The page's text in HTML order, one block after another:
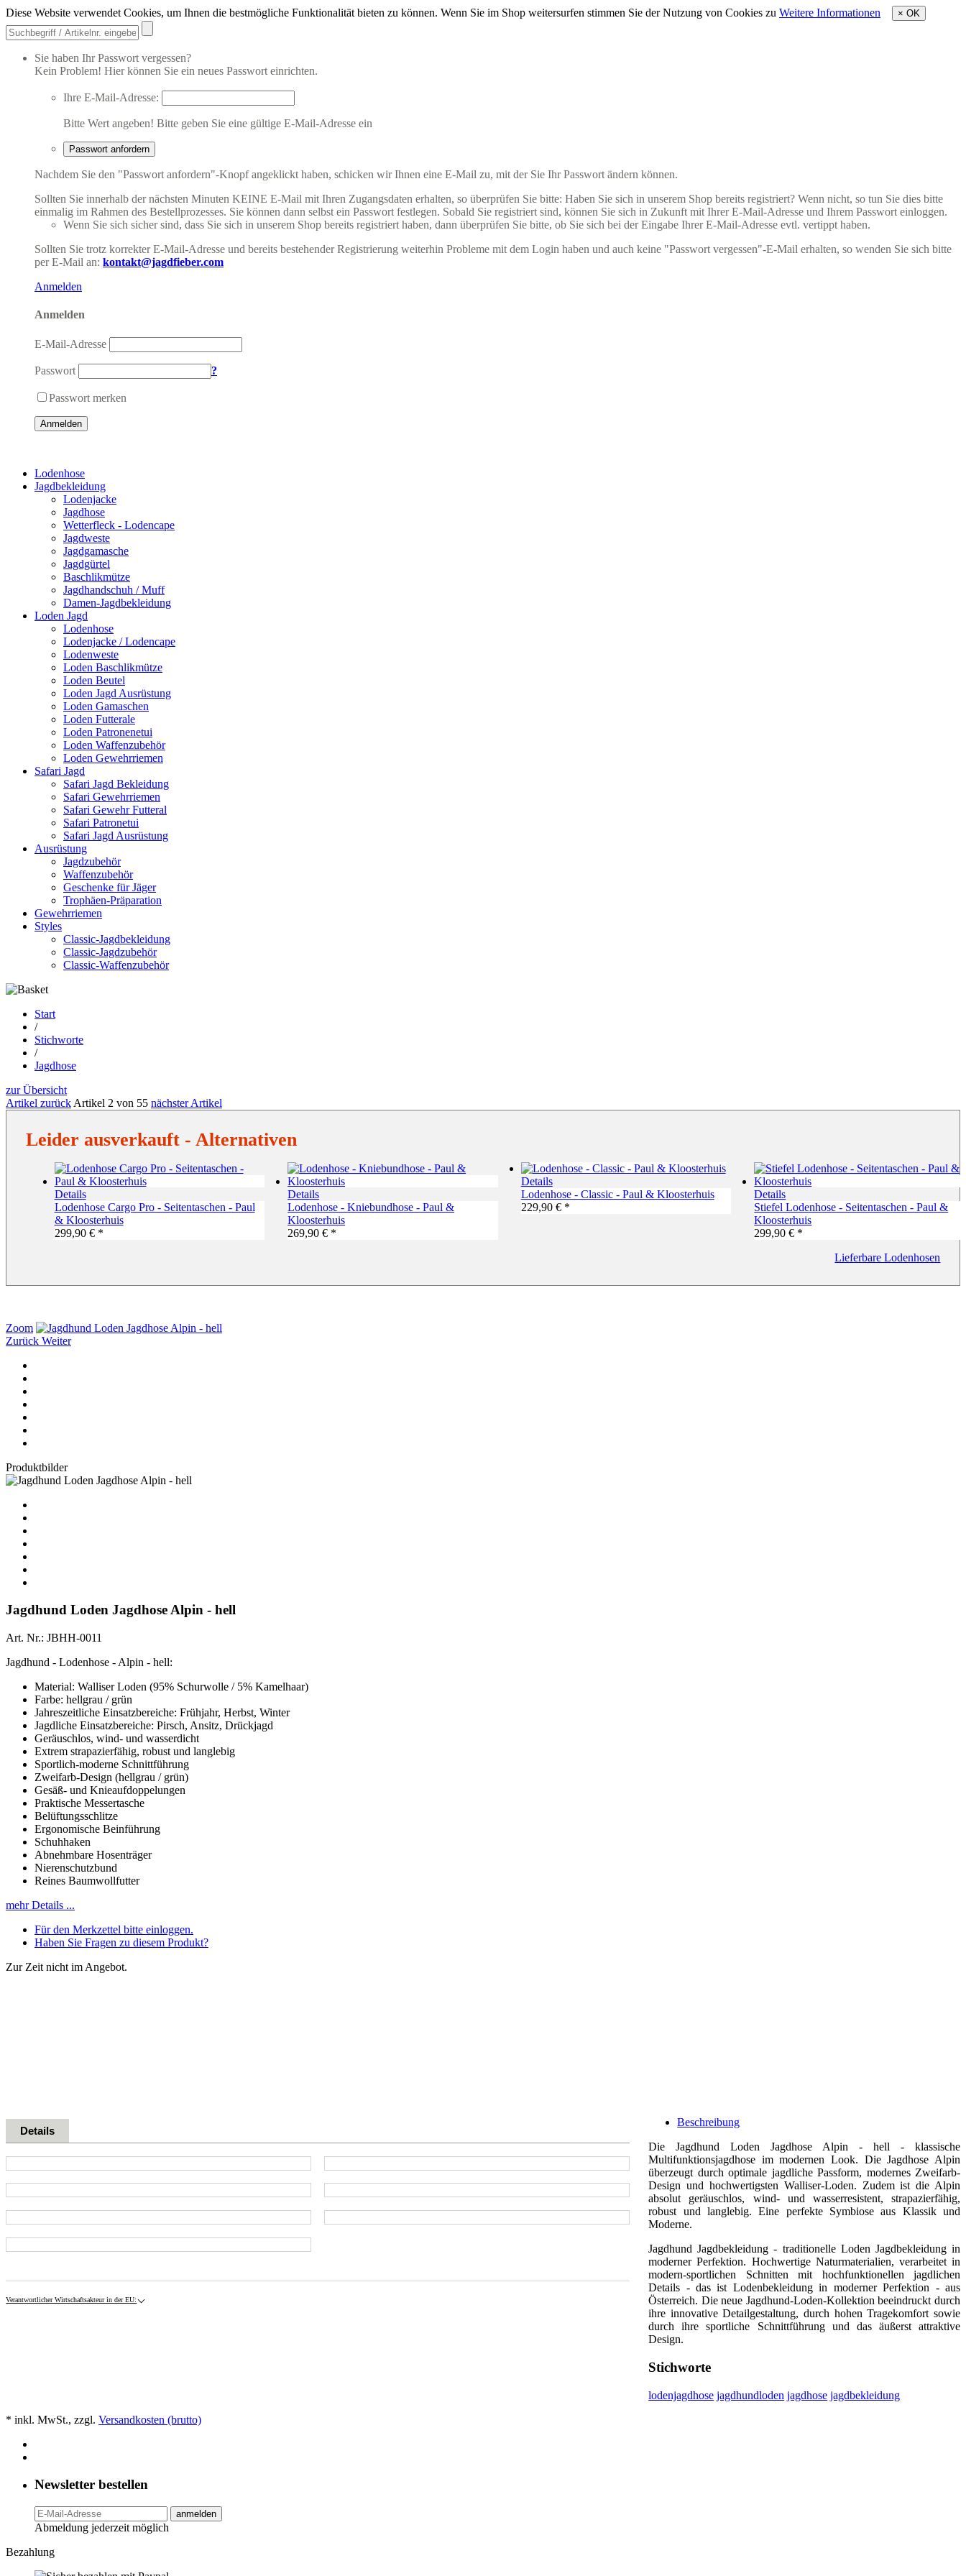
Diese Website verwendet Cookies, um Ihnen die bestmögliche Funktionalität bieten zu können. Wenn Sie im Shop weitersurfen stimmen Sie der Nutzung von Cookies zu Weitere Informationen × OK
Sie haben Ihr Passwort vergessen?
Kein Problem! Hier können Sie ein neues Passwort einrichten.
Ihre E-Mail-Adresse:
Bitte Wert angeben! Bitte geben Sie eine gültige E-Mail-Adresse ein
Passwort anfordern
Nachdem Sie den "Passwort anfordern"-Knopf angeklickt haben, schicken wir Ihnen eine E-Mail zu, mit der Sie Ihr Passwort ändern können.
Sollten Sie innerhalb der nächsten Minuten KEINE E-Mail mit Ihren Zugangsdaten erhalten, so überprüfen Sie bitte: Haben Sie sich in unserem Shop bereits registriert? Wenn nicht, so tun Sie dies bitte
einmalig im Rahmen des Bestellprozesses. Sie können dann selbst ein Passwort festlegen. Sobald Sie registriert sind, können Sie sich in Zukunft mit Ihrer E-Mail-Adresse und Ihrem Passwort einloggen.
Wenn Sie sich sicher sind, dass Sie sich in unserem Shop bereits registriert haben, dann überprüfen Sie bitte, ob Sie sich bei der Eingabe Ihrer E-Mail-Adresse evtl. vertippt haben.
Sollten Sie trotz korrekter E-Mail-Adresse und bereits bestehender Registrierung weiterhin Probleme mit dem Login haben und auch keine "Passwort vergessen"-E-Mail erhalten, so wenden Sie sich bitte
per E-Mail an: kontakt@jagdfieber.com
Anmelden
Anmelden
E-Mail-Adresse
Passwort ?
Passwort merken
Anmelden
Lodenhose
Jagdbekleidung
Lodenjacke
Jagdhose
Wetterfleck - Lodencape
Jagdweste
Jagdgamasche
Jagdgürtel
Baschlikmütze
Jagdhandschuh / Muff
Damen-Jagdbekleidung
Loden Jagd
Lodenhose
Lodenjacke / Lodencape
Lodenweste
Loden Baschlikmütze
Loden Beutel
Loden Jagd Ausrüstung
Loden Gamaschen
Loden Futterale
Loden Patronenetui
Loden Waffenzubehör
Loden Gewehrriemen
Safari Jagd
Safari Jagd Bekleidung
Safari Gewehrriemen
Safari Gewehr Futteral
Safari Patronetui
Safari Jagd Ausrüstung
Ausrüstung
Jagdzubehör
Waffenzubehör
Geschenke für Jäger
Trophäen-Präparation
Gewehrriemen
Styles
Classic-Jagdbekleidung
Classic-Jagdzubehör
Classic-Waffenzubehör
Start
/
Stichworte
/
Jagdhose
zur Übersicht
Artikel zurück Artikel 2 von 55 nächster Artikel
Leider ausverkauft - Alternativen
Details
Lodenhose Cargo Pro - Seitentaschen - Paul
& Kloosterhuis
299,90 € *
Details
Lodenhose - Kniebundhose - Paul &
Kloosterhuis
269,90 € *
Details
Lodenhose - Classic - Paul & Kloosterhuis
229,90 € *
Details
Stiefel Lodenhose - Seitentaschen - Paul &
Kloosterhuis
299,90 € *
Lieferbare Lodenhosen
Zoom
Zurück Weiter
Produktbilder
Jagdhund Loden Jagdhose Alpin - hell
Art. Nr.: JBHH-0011
Jagdhund - Lodenhose - Alpin - hell:
Material: Walliser Loden (95% Schurwolle / 5% Kamelhaar)
Farbe: hellgrau / grün
Jahreszeitliche Einsatzbereiche: Frühjahr, Herbst, Winter
Jagdliche Einsatzbereiche: Pirsch, Ansitz, Drückjagd
Geräuschlos, wind- und wasserdicht
Extrem strapazierfähig, robust und langlebig
Sportlich-moderne Schnittführung
Zweifarb-Design (hellgrau / grün)
Gesäß- und Knieaufdoppelungen
Praktische Messertasche
Belüftungsschlitze
Ergonomische Beinführung
Schuhhaken
Abnehmbare Hosenträger
Nierenschutzbund
Reines Baumwollfutter
mehr Details ...
Für den Merkzettel bitte einloggen.
Haben Sie Fragen zu diesem Produkt?
Zur Zeit nicht im Angebot.
Details
Verantwortlicher Wirtschaftsakteur in der EU:
Beschreibung
Die Jagdhund Loden Jagdhose Alpin - hell - klassische
Multifunktionsjagdhose im modernen Look. Die Jagdhose Alpin
überzeugt durch optimale jagdliche Passform, modernes Zweifarb-
Design und hochwertigsten Walliser-Loden. Zudem ist die Alpin
absolut geräuschlos, wind- und wasserresistent, strapazierfähig,
robust und langlebig. Eine perfekte Symbiose aus Klassik und
Moderne.
Jagdhund Jagdbekleidung - traditionelle Loden Jagdbekleidung in
moderner Perfektion. Hochwertige Naturmaterialien, verarbeitet in
modern-sportlichen Schnitten mit hochfunktionellen jagdlichen
Details - das ist Lodenbekleidung in moderner Perfektion - aus
Österreich. Die neue Jagdhund-Loden-Kollektion beeindruckt durch
ihre innovative Detailgestaltung, durch hohen Tragekomfort sowie
durch ihre sportliche Schnittführung und das äußerst attraktive
Design.
Stichworte
lodenjagdhose jagdhundloden jagdhose jagdbekleidung
* inkl. MwSt., zzgl. Versandkosten (brutto)
Newsletter bestellen
anmelden
Abmeldung jederzeit möglich
Bezahlung